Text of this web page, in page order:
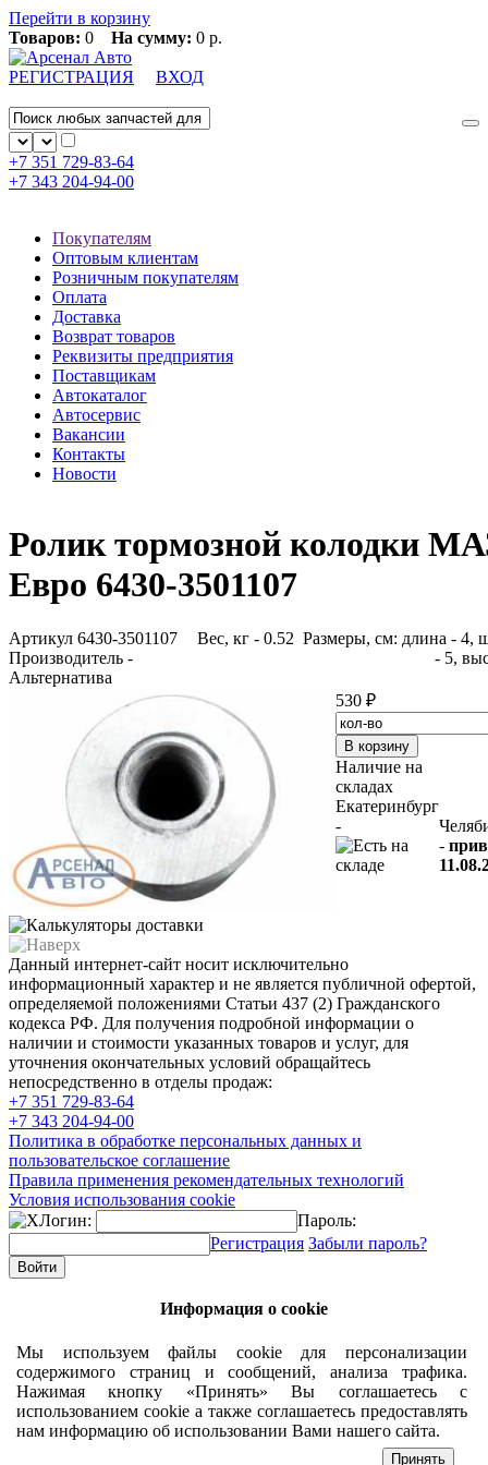
Перейти в корзину
Товаров: 0 На сумму: 0 р.
РЕГИСТРАЦИЯ ВХОД
+7 351 729-83-64
+7 343 204-94-00
Покупателям
Оптовым клиентам
Розничным покупателям
Оплата
Доставка
Возврат товаров
Реквизиты предприятия
Поставщикам
Автокаталог
Автосервис
Вакансии
Контакты
Новости
Ролик тормозной колодки
Евро 6430-3501107
Артикул 6430-3501107
Производитель -
Альтернатива
Вес, кг - 0.52 Размеры, см: длина - 4,
- 5,
530 ₽
Наличие на
складах
Екатеринбург
-
-
Данный интернет-сайт носит исключительно
информационный характер и не является публичной офертой,
определяемой положениями Статьи 437 (2) Гражданского
кодекса РФ. Для получения подробной информации о
наличии и стоимости указанных товаров и услуг, для
уточнения окончательных условий обращайтесь
непосредственно в отделы продаж:
+7 351 729-83-64
+7 343 204-94-00
Политика в обработке персональных данных и
пользовательское соглашение
Правила применения рекомендательных технологий
Условия использования cookie
Логин:
Пароль:
Регистрация Забыли пароль?
Информация о cookie
Мы используем файлы cookie для персонализации
содержимого страниц и сообщений, анализа трафика.
Нажимая кнопку «Принять» Вы соглашаетесь с
использованием cookie а также соглашаетесь предоставлять
нам информацию об использовании Вами нашего сайта.
Принять